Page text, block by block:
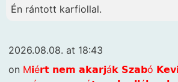
Én rántott karfiollal.
2026.08.08. at 18:43
on M𝗶é𝗿𝘁 𝗻𝗲𝗺 𝗮𝗸𝗮𝗿𝗷á𝗸 𝗦𝘇𝗮𝗯ó